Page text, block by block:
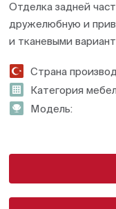
Отделка задней
дружелюбную и
и тканевыми
Страна
Категория
Модель: